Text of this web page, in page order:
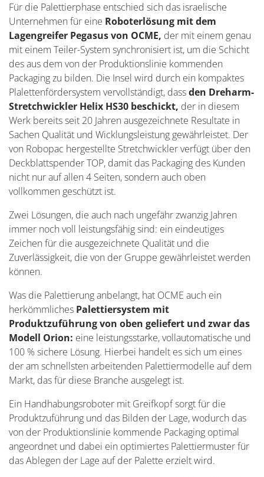
Für die Palettierphase entschied sich das israelische
Unternehmen für eine Roboterlösung mit dem
Lagengreifer Pegasus von OCME, der mit einem genau
mit einem Teiler-System synchronisiert ist, um die Schicht
des aus dem von der Produktionslinie kommenden
Packaging zu bilden. Die Insel wird durch ein kompaktes
Plalettenfördersystem vervollständigt, dassden Dreharm-
Stretchwickler Helix HS30 beschickt, der in diesem
Werk bereits seit 20 Jahren ausgezeichnete Resultate in
Sachen Qualität und Wicklungsleistung gewährleistet. Der
von Robopac hergestellte Stretchwickler verfügt über den
Deckblattspender TOP, damit das Packaging des Kunden
nicht nur auf allen 4 Seiten, sondern auch oben
vollkommen geschützt ist.
Zwei Lösungen, die auch nach ungefähr zwanzig Jahren
immer noch voll leistungsfähig sind: ein eindeutiges
Zeichen für die ausgezeichnete Qualität und die
Zuverlässigkeit, die von der Gruppe gewährleistet werden
können.
Was die Palettierung anbelangt, hat OCME auch ein
herkömmliches Palettiersystem mit
Produktzuführung von oben geliefert und zwar das
Modell Orion: eine leistungsstarke, vollautomatische und
100 % sichere Lösung. Hierbei handelt es sich um eines
der am schnellsten arbeitenden Palettiermodelle auf dem
Markt, das für diese Branche ausgelegt ist.
Ein Handhabungsroboter mit Greifkopf sorgt für die
Produktzuführung und das Bilden der Lage, wodurch das
von der Produktionslinie kommende Packaging optimal
angeordnet und dabei ein optimiertes Palettiermuster für
das Ablegen der Lage auf der Palette erzielt wird.